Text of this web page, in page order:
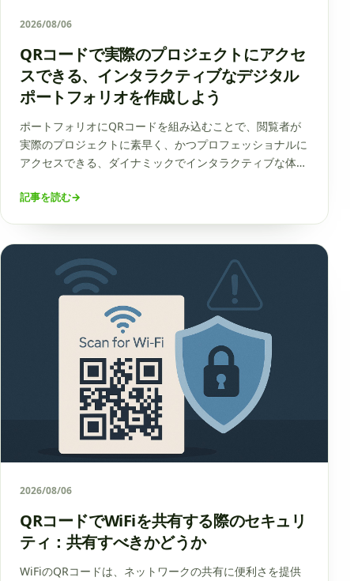
2026/08/06
QRコードで実際のプロジェクトにアクセ
スできる、インタラクティブなデジタル
ポートフォリオを作成しよう
ポートフォリオにQRコードを組み込むことで、閲覧者が
実際のプロジェクトに素早く、かつプロフェッショナルに
アクセスできる、ダイナミックでインタラクティブな体験
い印象を残すとともに、就職活動や製品のプレゼンテーシ
記事を読む→
2026/08/06
QRコードでWiFiを共有する際のセキュリ
ティ：共有すべきかどうか
WiFiのQRコードは、ネットワークの共有に便利さを提供